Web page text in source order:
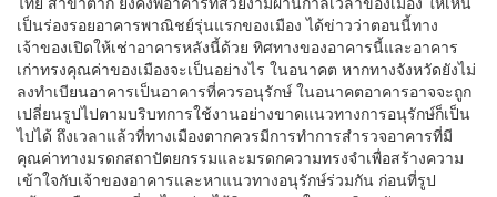
เป็นร่องรอยอาคารพาณิชย์รุ่นแรกของเมือง ได้ข่าวว่าตอนนี้ทาง
เจ้าของเปิดให้เช่าอาคารหลังนี้ด้วย ทิศทางของอาคารนี้และอาคาร
เก่าทรงคุณค่าของเมืองจะเป็นอย่างไร ในอนาคต หากทางจังหวัดยังไม่
ลงทำเบียนอาคารเป็นอาคารที่ควรอนุรักษ์ ในอนาคตอาคารอาจจะถูก
เปลี่ยนรูปไปตามบริบทการใช้งานอย่างขาดแนวทางการอนุรักษ์ก็เป็น
ไปได้ ถึงเวลาแล้วที่ทางเมืองตากควรมีการทำการสำรวจอาคารที่มี
คุณค่าทางมรดกสถาปัตยกรรมและมรดกความทรงจำเพื่อสร้างความ
เข้าใจกับเจ้าของอาคารและหาแนวทางอนุรักษ์ร่วมกัน ก่อนที่รูป